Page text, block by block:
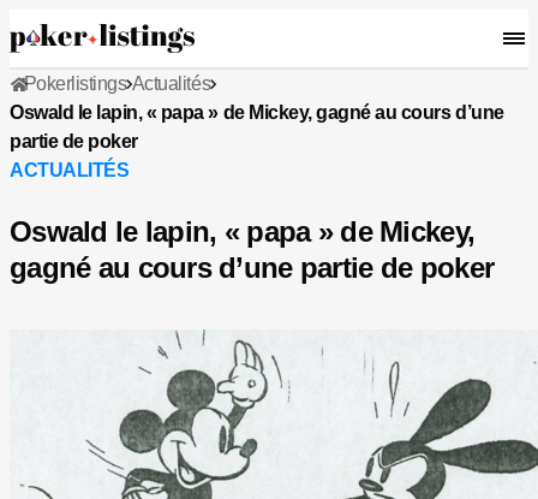
Pokerlistings Actualités
Oswald le lapin, « papa » de Mickey, gagné au cours d’une
partie de poker
ACTUALITÉS
Oswald le lapin, « papa » de Mickey,
gagné au cours d’une partie de poker